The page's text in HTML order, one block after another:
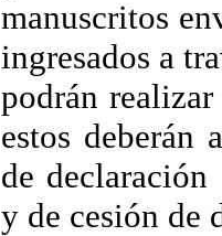
manuscritos
ingresados a
podrán
estos deberán
de declaración
y de cesión de